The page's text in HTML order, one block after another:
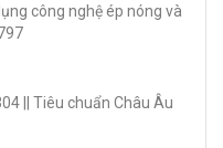
công nghệ ép nóng và
|| Tiêu chuẩn Châu Âu